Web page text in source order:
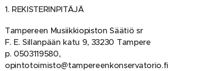
1. REKISTERINPITÄJÄ
Tampereen Musiikkiopiston Säätiö sr
F. E. Sillanpään katu 9, 33230 Tampere
p. 0503119580,
opintotoimisto@tampereenkonservatorio.fi